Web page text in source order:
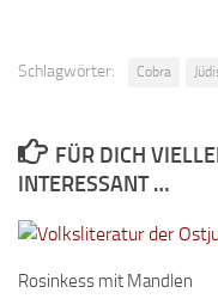
Schlagwörter: Cobra
FÜR DICH
INTERESSANT …
Rosinkess mit Mandlen